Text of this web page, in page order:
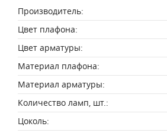
Производитель:
Цвет плафона:
Цвет арматуры:
Материал плафона:
Материал арматуры:
Количество ламп, шт.:
Цоколь: